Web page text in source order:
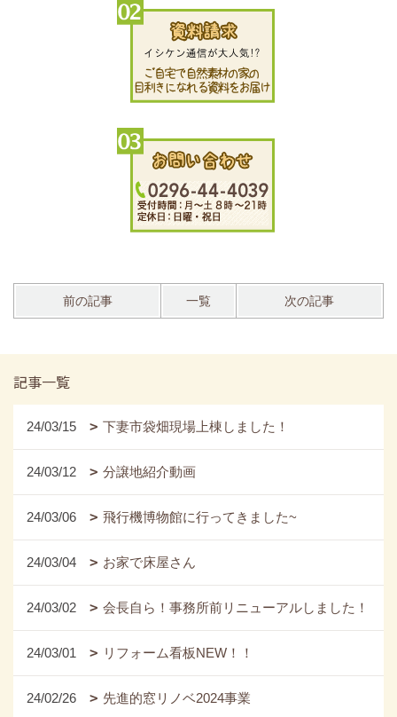
前の記事 一覧 次の記事
記事一覧
24/03/15 下妻市袋畑現場上棟しました！
24/03/12 分譲地紹介動画
24/03/06 飛行機博物館に行ってきました~
24/03/04 お家で床屋さん
24/03/02 会長自ら！事務所前リニューアルしました！
24/03/01 リフォーム看板NEW！！
24/02/26 先進的窓リノベ2024事業